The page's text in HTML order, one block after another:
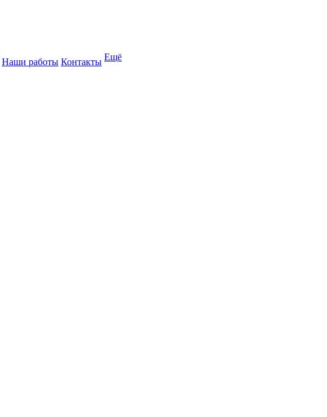
Наши работы Контакты Ещё